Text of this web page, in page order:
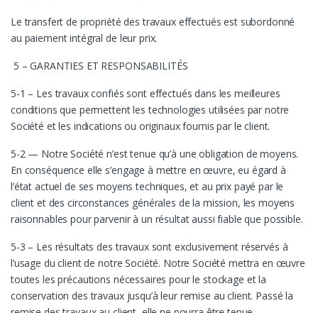
Le transfert de propriété des travaux effectués est subordonné
au paiement intégral de leur prix.
5 – GARANTIES ET RESPONSABILITÉS
5-1 – Les travaux confiés sont effectués dans les meilleures
conditions que permettent les technologies utilisées par notre
Société et les indications ou originaux fournis par le client.
5-2 — Notre Société n’est tenue qu’à une obligation de moyens.
En conséquence elle s’engage à mettre en œuvre, eu égard à
l’état actuel de ses moyens techniques, et au prix payé par le
client et des circonstances générales de la mission, les moyens
raisonnables pour parvenir à un résultat aussi fiable que possible.
5-3 – Les résultats des travaux sont exclusivement réservés à
l’usage du client de notre Société. Notre Société mettra en œuvre
toutes les précautions nécessaires pour le stockage et la
conservation des travaux jusqu’à leur remise au client. Passé la